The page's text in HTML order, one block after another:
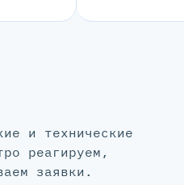
и технические
реагируем,
заявки.